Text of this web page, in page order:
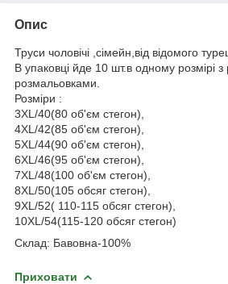
Опис
Труси чоловічі ,сімейн,від відомого
В упаковці йде 10 шт.в одному розмірі з
розмальовками.
Розміри :
3XL/40(80 об'єм стегон),
4XL/42(85 об'єм стегон),
5XL/44(90 об'єм стегон),
6XL/46(95 об'єм стегон),
7XL/48(100 об'єм стегон),
8XL/50(105 обсяг стегон),
9XL/52( 110-115 обсяг стегон),
10XL/54(115-120 обсяг стегон)
Склад: Бавовна-100%
Приховати